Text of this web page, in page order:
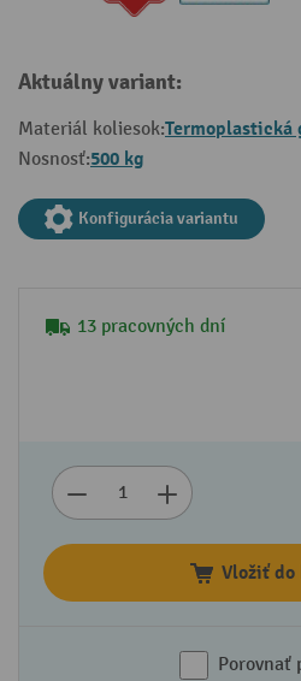
Aktuálny variant:
Materiál koliesok:Termoplastická
Nosnosť:500 kg
Konfigurácia variantu
13 pracovných dní
Vložiť do
Porovnať